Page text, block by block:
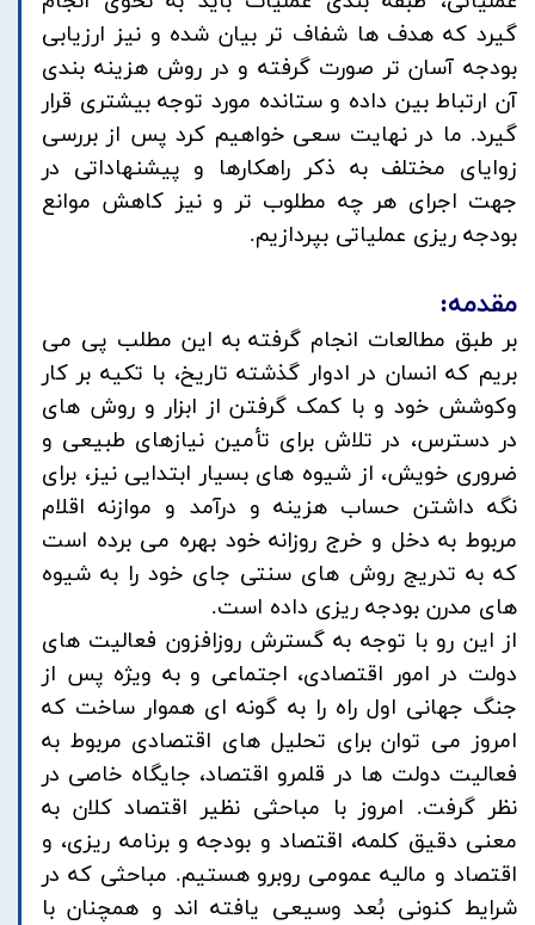
گیرد که هدف ها شفاف تر بیان شده و نیز ارزیابی
بودجه آسان تر صورت گرفته و در روش هزینه بندی
آن ارتباط بین داده و ستانده مورد توجه بیشتری قرار
گیرد. ما در نهایت سعی خواهیم کرد پس از بررسی
زوایای مختلف به ذکر راهکارها و پیشنهاداتی در
جهت اجرای هر چه مطلوب تر و نیز کاهش موانع
بودجه ریزی عملیاتی بپردازیم.
مقدمه:
بر طبق مطالعات انجام گرفته به این مطلب پی می
بریم که انسان در ادوار گذشته تاریخ، با تکیه بر کار
وکوشش خود و با کمک گرفتن از ابزار و روش های
در دسترس، در تلاش برای تأمین نیازهای طبیعی و
ضروری خویش، از شیوه های بسیار ابتدایی نیز، برای
نگه داشتن حساب هزینه و درآمد و موازنه اقلام
مربوط به دخل و خرج روزانه خود بهره می برده است
که به تدریج روش های سنتی جای خود را به شیوه
های مدرن بودجه ریزی داده است.
از این رو با توجه به گسترش روزافزون فعالیت های
دولت در امور اقتصادی، اجتماعی و به ویژه پس از
جنگ جهانی اول راه را به گونه ای هموار ساخت که
امروز می توان برای تحلیل های اقتصادی مربوط به
فعالیت دولت ها در قلمرو اقتصاد، جایگاه خاصی در
نظر گرفت. امروز با مباحثی نظیر اقتصاد کلان به
معنی دقیق کلمه، اقتصاد و بودجه و برنامه ریزی، و
اقتصاد و مالیه عمومی روبرو هستیم. مباحثی که در
شرایط کنونی بُعد وسیعی یافته اند و همچنان با